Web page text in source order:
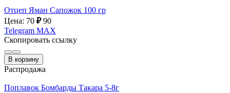
Отцеп Яман Сапожок 100 гр
Цена: 70 ₽ 90
Telegram MAX
Скопировать ссылку
В корзину
Распродажа
Поплавок Бомбарды Такара 5-8г